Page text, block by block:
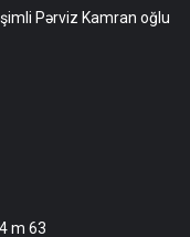
Pərviz Kamran oğlu
m 63